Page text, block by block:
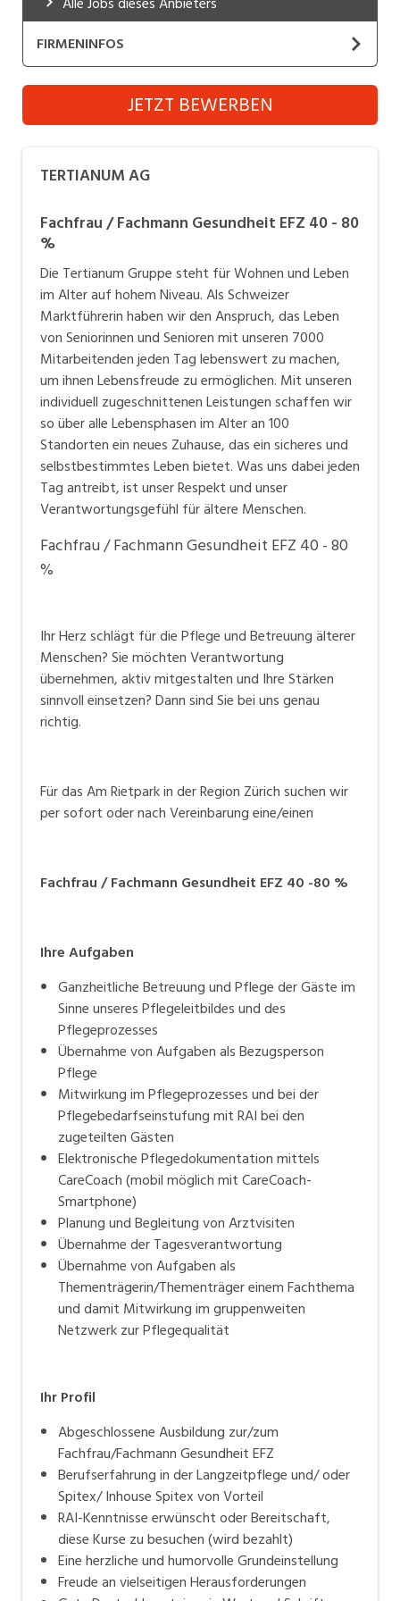
Industrie, Maschinenbau, Anlagenbau,
Produktion
Kaufm. Berufe, Kundendienst, Verwaltung
Marketing, Kommunikation, Medien, Druck
Mechanik, Elektronik, Optik (Fertigung)
Sicherheit, Rettung, Polizei, Zoll
Verkauf, Handel, Kundenberatung,
Aussendienst
FIRMENINFOS
TERTIANUM AG
Website
Unsere Vision
Lebensqualität aus Leidenschaft bieten.
Arbeiten bei Tertianum: Mehr als ein Job
Wo Lebensfreude zum Beruf wird
Willkommen bei Tertianum Wir bieten dir spannende
Perspektiven in den verschiedensten Berufsgruppen.
Bei uns findest du sinnstiftende Tätigkeiten,
umfangreiche Weiterbildungsmöglichkeiten und ein
Team, dass sich durch Fürsorglichkeit und Respekt
auszeichnet.
Berufslehre bei Tertianum
Entdecke deinen Traumjob bei Tertianum: Über 200
Lehrstellen in 16 verschiedenen Berufen in der ganzen
Schweiz warten auf dich. Unsere engagierten
Berufsbildnerinnen und Berufsbildner begleiten dich
eingehalten werden. Möchtest du während deiner
Lehre die Berufsmaturität erlangen? Bei uns ist das
möglich! Starte jetzt deine Lehre bei Tertianum und
lege den Grundstein für deine berufliche Zukunft.
Schnellbewerbungsfunktionum sich in sechs
einfachen Schritten zu bewerben und in unseren
JETZT BEWERBEN
TERTIANUM AG
Fachfrau / Fachmann Gesundheit EFZ 40 - 80
%
Die Tertianum Gruppe steht für Wohnen und Leben
im Alter auf hohem Niveau. Als Schweizer
Marktführerin haben wir den Anspruch, das Leben
von Seniorinnen und Senioren mit unseren 7000
Mitarbeitenden jeden Tag lebenswert zu machen,
um ihnen Lebensfreude zu ermöglichen. Mit unseren
individuell zugeschnittenen Leistungen schaffen wir
so über alle Lebensphasen im Alter an 100
Standorten ein neues Zuhause, das ein sicheres und
selbstbestimmtes Leben bietet. Was uns dabei jeden
Tag antreibt, ist unser Respekt und unser
Verantwortungsgefühl für ältere Menschen.
Fachfrau / Fachmann Gesundheit EFZ 40 - 80
%
Ihr Herz schlägt für die Pflege und Betreuung älterer
Menschen? Sie möchten Verantwortung
übernehmen, aktiv mitgestalten und Ihre Stärken
sinnvoll einsetzen? Dann sind Sie bei uns genau
richtig.
Für das Am Rietpark in der Region Zürich suchen wir
per sofort oder nach Vereinbarung eine/einen
Fachfrau / Fachmann Gesundheit EFZ 40 -80 %
Ihre Aufgaben
Ganzheitliche Betreuung und Pflege der Gäste im
Sinne unseres Pflegeleitbildes und des
Pflegeprozesses
Übernahme von Aufgaben als Bezugsperson
Pflege
Mitwirkung im Pflegeprozesses und bei der
Pflegebedarfseinstufung mit RAI bei den
zugeteilten Gästen
Elektronische Pflegedokumentation mittels
CareCoach (mobil möglich mit CareCoach-
Smartphone)
Planung und Begleitung von Arztvisiten
Übernahme der Tagesverantwortung
Übernahme von Aufgaben als
Thementrägerin/Thementräger einem Fachthema
und damit Mitwirkung im gruppenweiten
Netzwerk zur Pflegequalität
Ihr Profil
Abgeschlossene Ausbildung zur/zum
Fachfrau/Fachmann Gesundheit EFZ
Berufserfahrung in der Langzeitpflege und/ oder
Spitex/ Inhouse Spitex von Vorteil
RAI-Kenntnisse erwünscht oder Bereitschaft,
diese Kurse zu besuchen (wird bezahlt)
Eine herzliche und humorvolle Grundeinstellung
Freude an vielseitigen Herausforderungen